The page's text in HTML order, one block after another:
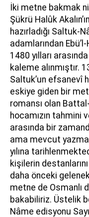
İki metne bakmak
Şükrü Halûk
hazırladığı Saltuk-
adamlarından
1480 yılları
kaleme alınmıştır.
Saltuk’un efsanevî
eskiye giden bir
romansı olan
hocamızın tahmini
arasında bir
ama mevcut yazma
yılına
kişilerin
daha önceki
metne de Osmanlı
bakabiliriz. Üstelik
Nâme edisyonu